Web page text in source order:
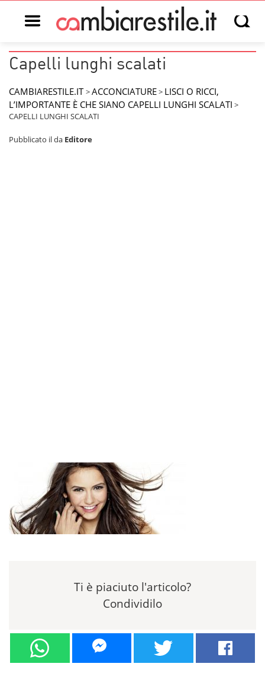
Open main menu Open
Capelli lunghi scalati
CAMBIARESTILE.IT >ACCONCIATURE> LISCI O RICCI,
L’IMPORTANTE È CHE SIANO CAPELLI LUNGHI SCALATI >
CAPELLI LUNGHI SCALATI
Pubblicato ilda Editore
Ti è piaciuto l'articolo?
Condividilo